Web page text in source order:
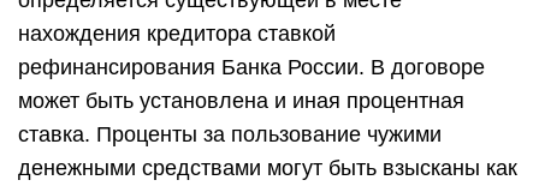
нахождения кредитора ставкой
рефинансирования Банка России. В договоре
может быть установлена и иная процентная
ставка. Проценты за пользование чужими
денежными средствами могут быть взысканы как